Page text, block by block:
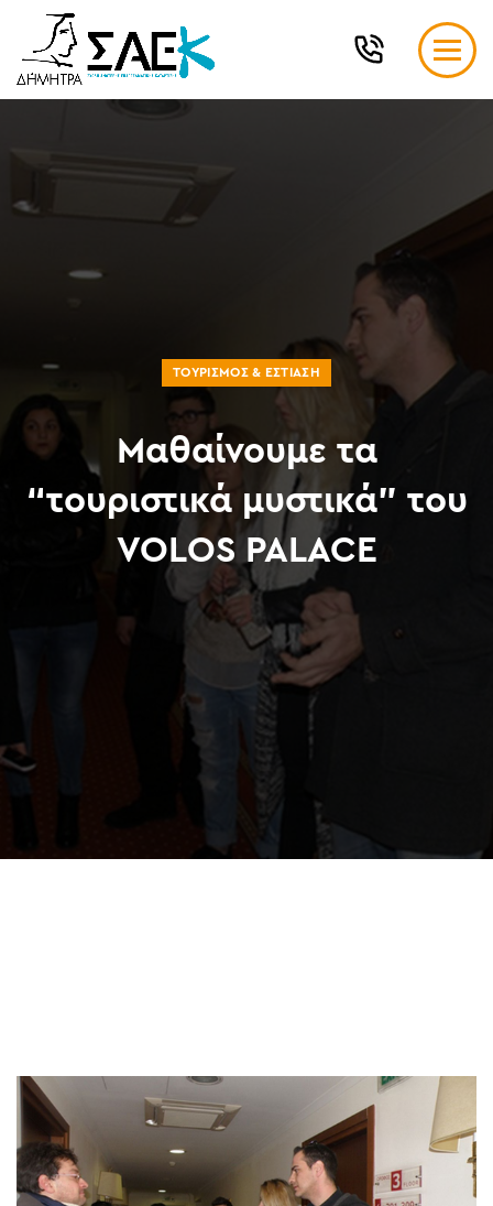
ΤΟΥΡΙΣΜΌΣ & ΕΣΤΊΑΣΗ
Μαθαίνουμε τα
“τουριστικά μυστικά” του
VOLOS PALACE